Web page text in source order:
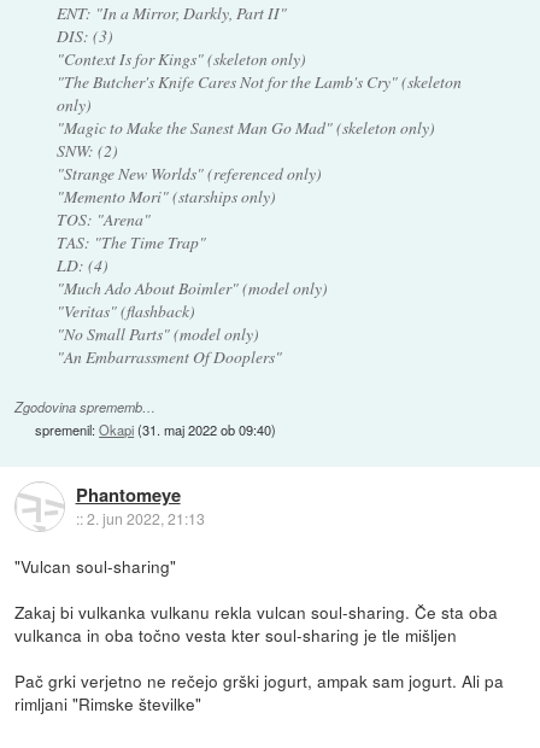
ENT: "In a Mirror, Darkly, Part II"
DIS: (3)
"Context Is for Kings" (skeleton only)
"The Butcher's Knife Cares Not for the Lamb's Cry" (skeleton
only)
"Magic to Make the Sanest Man Go Mad" (skeleton only)
SNW: (2)
"Strange New Worlds" (referenced only)
"Memento Mori" (starships only)
TOS: "Arena"
TAS: "The Time Trap"
LD: (4)
"Much Ado About Boimler" (model only)
"Veritas" (flashback)
"No Small Parts" (model only)
"An Embarrassment Of Dooplers"
Zgodovina sprememb…
spremenil:Okapi(31. maj 2022 ob 09:40)
Phantomeye
::2. jun 2022, 21:13
"Vulcan soul-sharing"
Zakaj bi vulkanka vulkanu rekla vulcan soul-sharing. Če sta oba
vulkanca in oba točno vesta kter soul-sharing je tle mišljen
Pač grki verjetno ne rečejo grški jogurt, ampak sam jogurt. Ali pa
rimljani "Rimske številke"